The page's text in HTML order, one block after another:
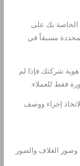
الخاصة بك على
مسبقاً في
شركتك فإذا لم
فقط للعملاء.
إجراء ووصف
الغلاف والصور